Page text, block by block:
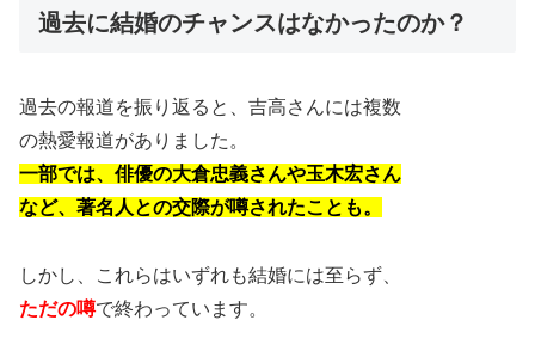
過去に結婚のチャンスはなかったのか？
過去の報道を振り返ると、吉高さんには複数
の熱愛報道がありました。
一部では、俳優の大倉忠義さんや玉木宏さん
など、著名人との交際が噂されたことも。
しかし、これらはいずれも結婚には至らず、
ただの噂で終わっています。